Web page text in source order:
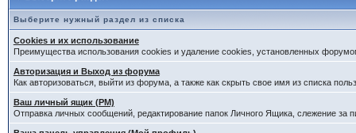
Выберите нужный раздел из списка
Cookies и их использование
Преимущества использования cookies и удаление cookies, установленных
Авторизация и Выход из форума
Как авторизоваться, выйти из форума, а также как скрыть свое имя из списка
Ваш личный ящик (PM)
Отправка личных сообщений, редактирование папок Личного Ящика, слежение за